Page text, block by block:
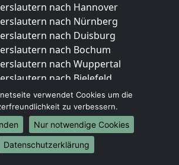
nach Hannover
nach Nürnberg
nach Duisburg
nach Bochum
nach Wuppertal
nach Bielefeld
nach Bonn
nach Münster
Umzüge
nach Brasilien
verwendet Cookies um die
zu verbessern.
Nur notwendige Cookies
Datenschutzerklärung